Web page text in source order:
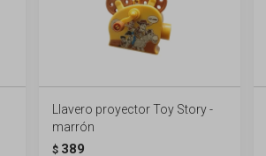
Llavero proyector Toy Story -
marrón
$ 389